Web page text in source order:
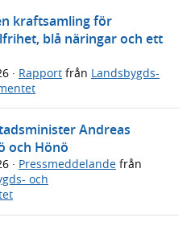
kraftsamling för
blå näringar och ett
· Rapport från Landsbygds-
Andreas
och Hönö
· Pressmeddelande från
och